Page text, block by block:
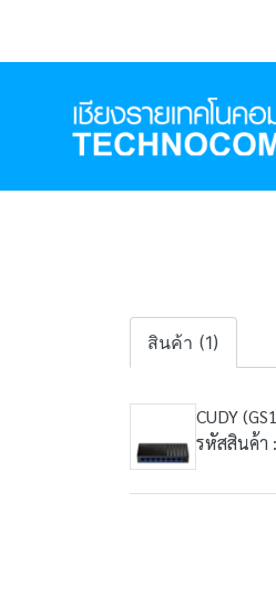
สินค้า (1)
CUDY
รหัสสินค้า